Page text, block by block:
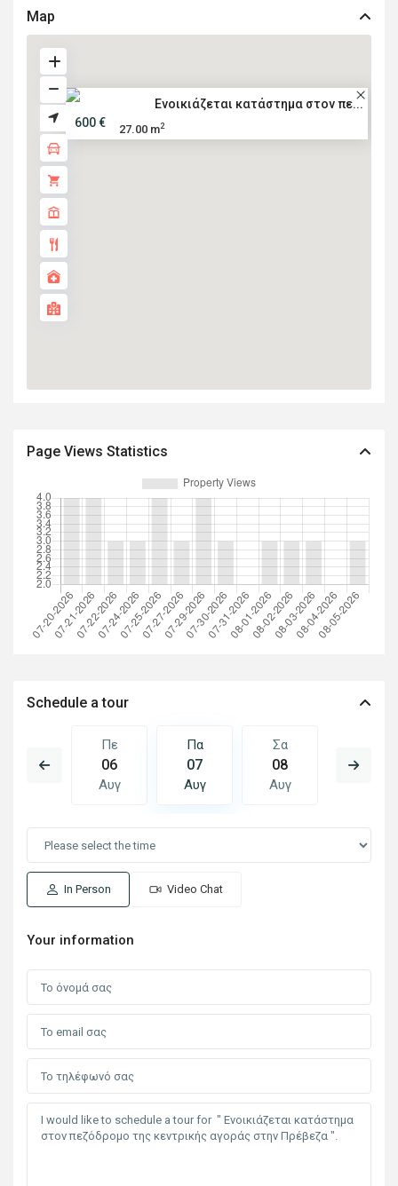
Map
Ενοικιάζεται κατάστημα στον πε...
600 €
27.00 m2
Page Views Statistics
Schedule a tour
Πε
06
Αυγ
Πα
07
Αυγ
Σα
08
Αυγ
09
In Person Video Chat
Your information